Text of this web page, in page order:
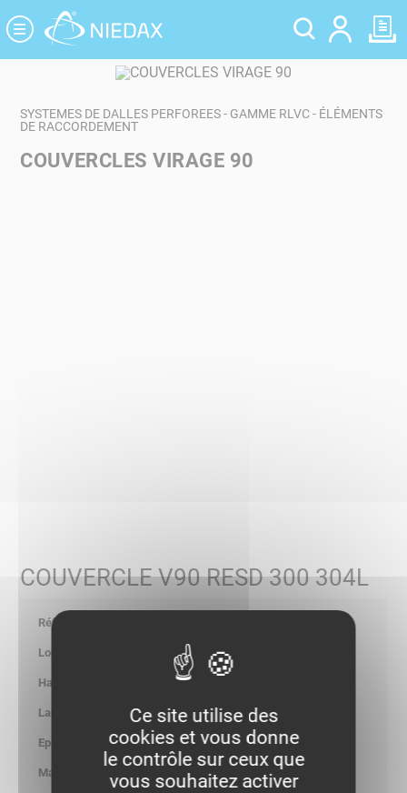
SYSTEMES DE DALLES PERFOREES - GAMME RLVC - ÉLÉMENTS
DE RACCORDEMENT
COUVERCLES VIRAGE 90
COUVERCLE V90 RESD 300 304L
304.00
1.00
Panneau de gestion des cookies
Ce site utilise des
cookies et vous donne
le contrôle sur ceux que
vous souhaitez activer